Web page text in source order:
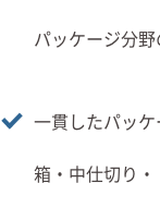
パッケージ分
一貫したパッ
箱・中仕切り